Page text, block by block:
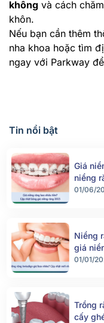
không và cách
khôn.
Nếu bạn cần thêm
nha khoa hoặc tìm
ngay với Parkway
Tin nổi bật
Giá
niềng
01/06/
Niềng
giá
01/01/
Trồng
cấy